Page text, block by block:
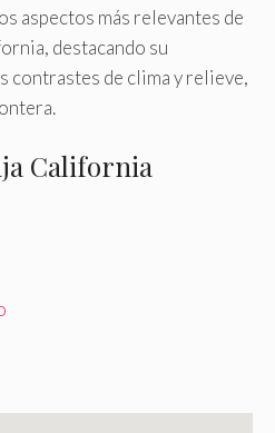
aspectos más relevantes de
destacando su
contrastes de clima y relieve,
California